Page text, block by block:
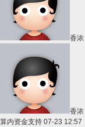
香浓
香浓
算内资金支持 07-23 12:57